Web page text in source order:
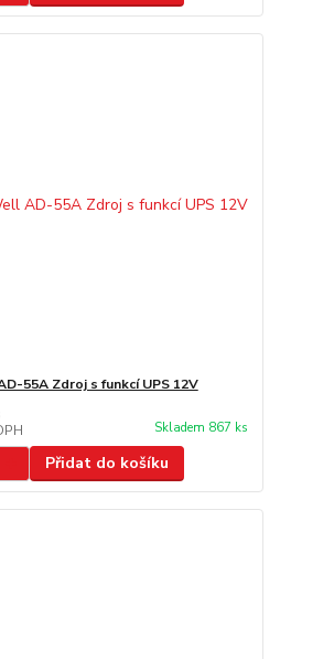
55A Zdroj s funkcí UPS 12V
Skladem 867 ks
Přidat do košíku